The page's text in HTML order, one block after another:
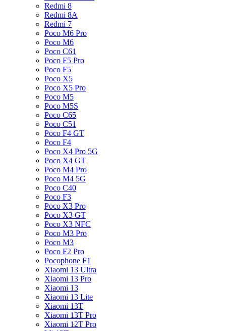
Redmi 8
Redmi 8A
Redmi 7
Poco M6 Pro
Poco M6
Poco C61
Poco F5 Pro
Poco F5
Poco X5
Poco X5 Pro
Poco M5
Poco M5S
Poco C65
Poco C51
Poco F4 GT
Poco F4
Poco X4 Pro 5G
Poco X4 GT
Poco M4 Pro
Poco M4 5G
Poco C40
Poco F3
Poco X3 Pro
Poco X3 GT
Poco X3 NFC
Poco M3 Pro
Poco M3
Poco F2 Pro
Pocophone F1
Xiaomi 13 Ultra
Xiaomi 13 Pro
Xiaomi 13
Xiaomi 13 Lite
Xiaomi 13T
Xiaomi 13T Pro
Xiaomi 12T Pro